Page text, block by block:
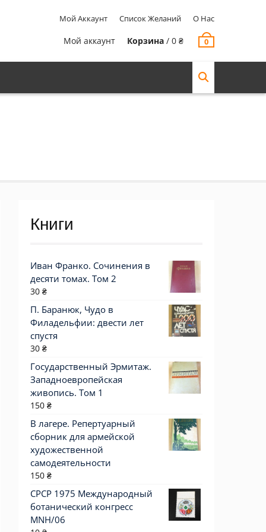
Мой Аккаунт Список Желаний О Нас
Мой аккаунт Корзина / 0 ₴ 0
Книги
Иван Франко. Сочинения в
десяти томах. Том 2
30 ₴
П. Баранюк, Чудо в
Филадельфии: двести лет
спустя
30 ₴
Государственный Эрмитаж.
Западноевропейская
живопись. Том 1
150 ₴
В лагере. Репертуарный
сборник для армейской
художественной
самодеятельности
150 ₴
СРСР 1975 Международный
ботанический конгресс
MNH/06